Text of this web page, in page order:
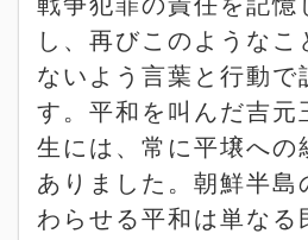
し、再びこのようなこ
ないよう言葉と行動で
す。平和を叫んだ吉元
生には、常に平壌への
ありました。朝鮮半島
わらせる平和は単なる